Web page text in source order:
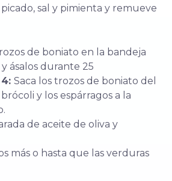
sal y pimienta y remueve
de boniato en la bandeja
ásalos durante 25
4: Saca los trozos de boniato del
y los espárragos a la
de aceite de oliva y
más o hasta que las verduras